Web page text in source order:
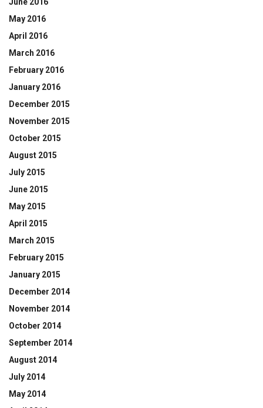
June 2016
May 2016
April 2016
March 2016
February 2016
January 2016
December 2015
November 2015
October 2015
August 2015
July 2015
June 2015
May 2015
April 2015
March 2015
February 2015
January 2015
December 2014
November 2014
October 2014
September 2014
August 2014
July 2014
May 2014